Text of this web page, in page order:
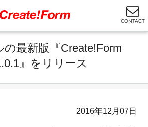
CONTACT
の最新版『Create!Form
』をリリース
2016年12月07日